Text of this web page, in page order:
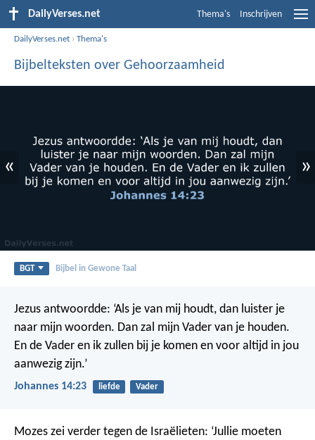
DailyVerses.net Thema's Inschrijven
DailyVerses.net ›Thema's
Bijbelteksten over Gehoorzaamheid
« »
BGT Bijbel in Gewone Taal
Jezus antwoordde: ‘Als je van mij houdt, dan luister je
naar mijn woorden. Dan zal mijn Vader van je houden.
En de Vader en ik zullen bij je komen en voor altijd in jou
aanwezig zijn.’
Johannes 14:23 liefde Vader
Mozes zei verder tegen de Israëlieten: ‘Jullie moeten